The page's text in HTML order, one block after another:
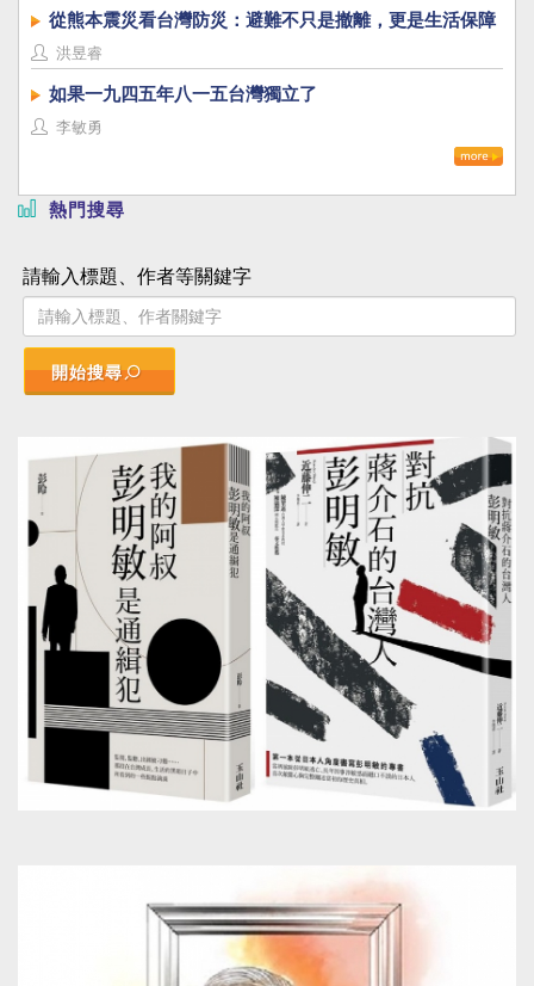
從熊本震災看台灣防災：避難不只是撤離，更是生活保障
洪昱睿
如果一九四五年八一五台灣獨立了
李敏勇
熱門搜尋
請輸入標題、作者等關鍵字
開始搜尋